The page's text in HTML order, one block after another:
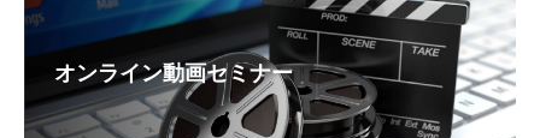
オンライン動画セミナー